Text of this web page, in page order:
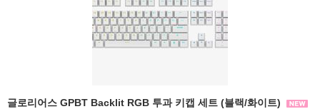
글로리어스 GPBT Backlit RGB 투과 키캡 세트 (블랙/화이트)